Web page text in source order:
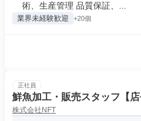
術、生産管理 品質保証、...
業界未経験歓迎 +20個
正社員
鮮魚加工・販売スタッフ【店
株式会社NFT